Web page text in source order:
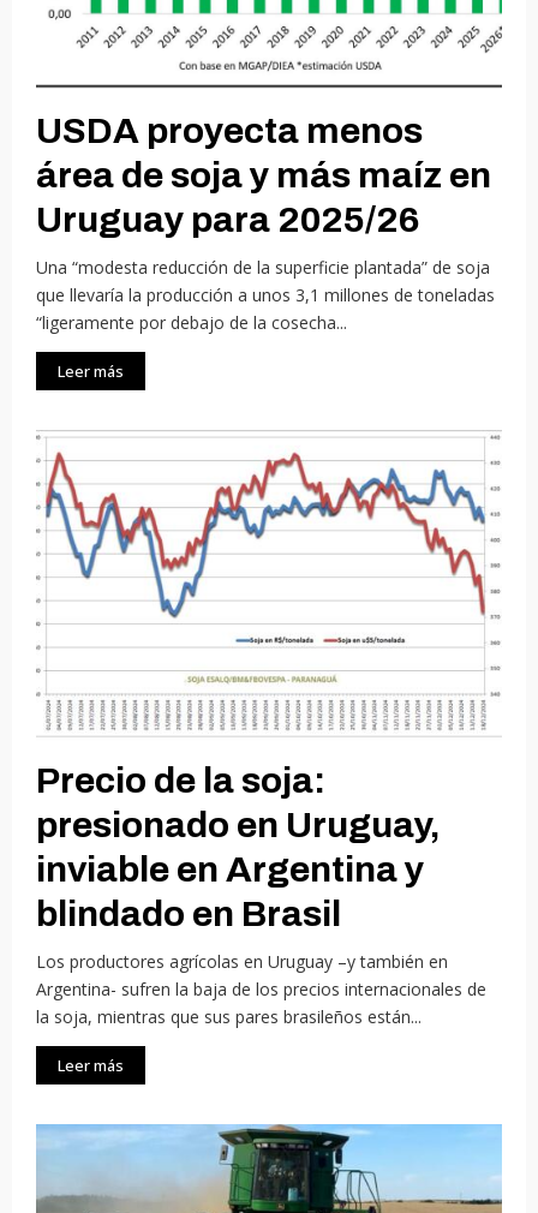
USDA proyecta menos
área de soja y más maíz en
Uruguay para 2025/26
Una “modesta reducción de la superficie plantada” de soja
que llevaría la producción a unos 3,1 millones de toneladas
“ligeramente por debajo de la cosecha...
Leer más
Precio de la soja:
presionado en Uruguay,
inviable en Argentina y
blindado en Brasil
Los productores agrícolas en Uruguay –y también en
Argentina- sufren la baja de los precios internacionales de
la soja, mientras que sus pares brasileños están...
Leer más